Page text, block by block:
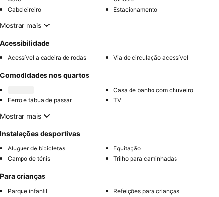
Cabeleireiro
Estacionamento
Mostrar mais
Acessibilidade
Acessível a cadeira de rodas Via de circulação acessível
Comodidades nos quartos
Casa de banho com chuveiro
Ferro e tábua de passar
TV
Mostrar mais
Instalações desportivas
Aluguer de bicicletas
Equitação
Campo de ténis
Trilho para caminhadas
Para crianças
Parque infantil Refeições para crianças